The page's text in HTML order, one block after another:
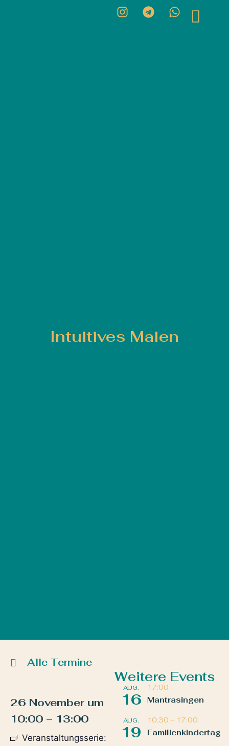
Intuitives Malen
Alle Termine
26 November um
10:00 – 13:00
Veranstaltungsserie:
Weitere Events
AUG.
16
17:00
Mantrasingen
AUG.
19
10:30 – 17:00
Familienkindertag